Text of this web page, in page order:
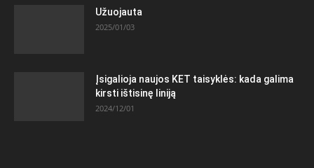
Užuojauta
2025/01/03
Įsigalioja naujos KET taisyklės: kada galima
kirsti ištisinę liniją
2024/12/01